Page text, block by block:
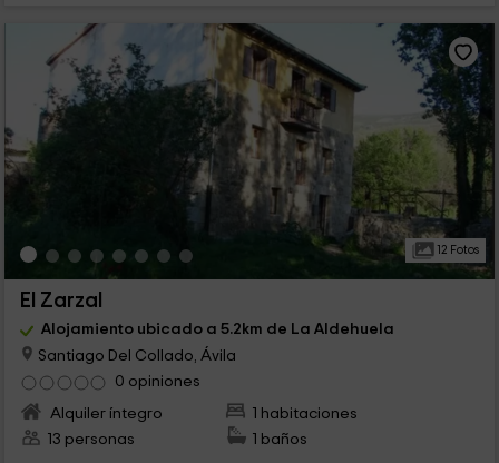
12 Fotos
El Zarzal
Alojamiento ubicado a 5.2km de La Aldehuela
Santiago Del Collado, Ávila
0 opiniones
Alquiler íntegro
1 habitaciones
13 personas
1 baños